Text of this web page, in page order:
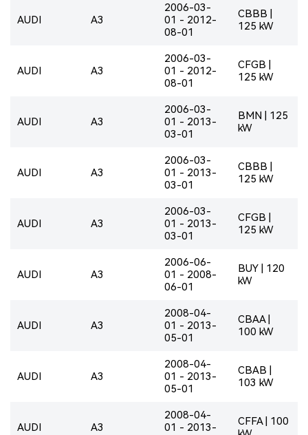
AUDI A3
2006-03-
01 - 2012-
08-01
CBBB |
125 kW
AUDI A3
2006-03-
01 - 2012-
08-01
CFGB |
125 kW
AUDI A3
2006-03-
01 - 2013-
03-01
BMN | 125
kW
AUDI A3
2006-03-
01 - 2013-
03-01
CBBB |
125 kW
AUDI A3
2006-03-
01 - 2013-
03-01
CFGB |
125 kW
AUDI A3
2006-06-
01 - 2008-
06-01
BUY | 120
kW
AUDI A3
2008-04-
01 - 2013-
05-01
CBAA |
100 kW
AUDI A3
2008-04-
01 - 2013-
05-01
CBAB |
103 kW
AUDI A3
2008-04-
01 - 2013-
CFFA | 100